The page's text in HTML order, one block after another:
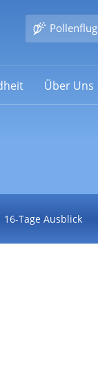
Pollenflug
Über Uns
16-Tage Ausblick